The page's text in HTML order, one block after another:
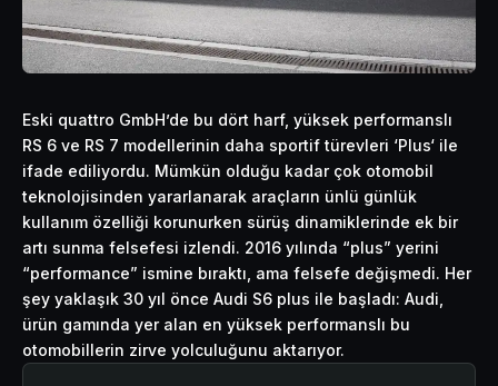
Eski quattro GmbH’de bu dört harf, yüksek performanslı
RS 6 ve RS 7 modellerinin daha sportif türevleri ‘Plus‘ ile
ifade ediliyordu. Mümkün olduğu kadar çok otomobil
teknolojisinden yararlanarak araçların ünlü günlük
kullanım özelliği korunurken sürüş dinamiklerinde ek bir
artı sunma felsefesi izlendi. 2016 yılında “plus” yerini
“performance” ismine bıraktı, ama felsefe değişmedi. Her
şey yaklaşık 30 yıl önce Audi S6 plus ile başladı: Audi,
ürün gamında yer alan en yüksek performanslı bu
otomobillerin zirve yolculuğunu aktarıyor.